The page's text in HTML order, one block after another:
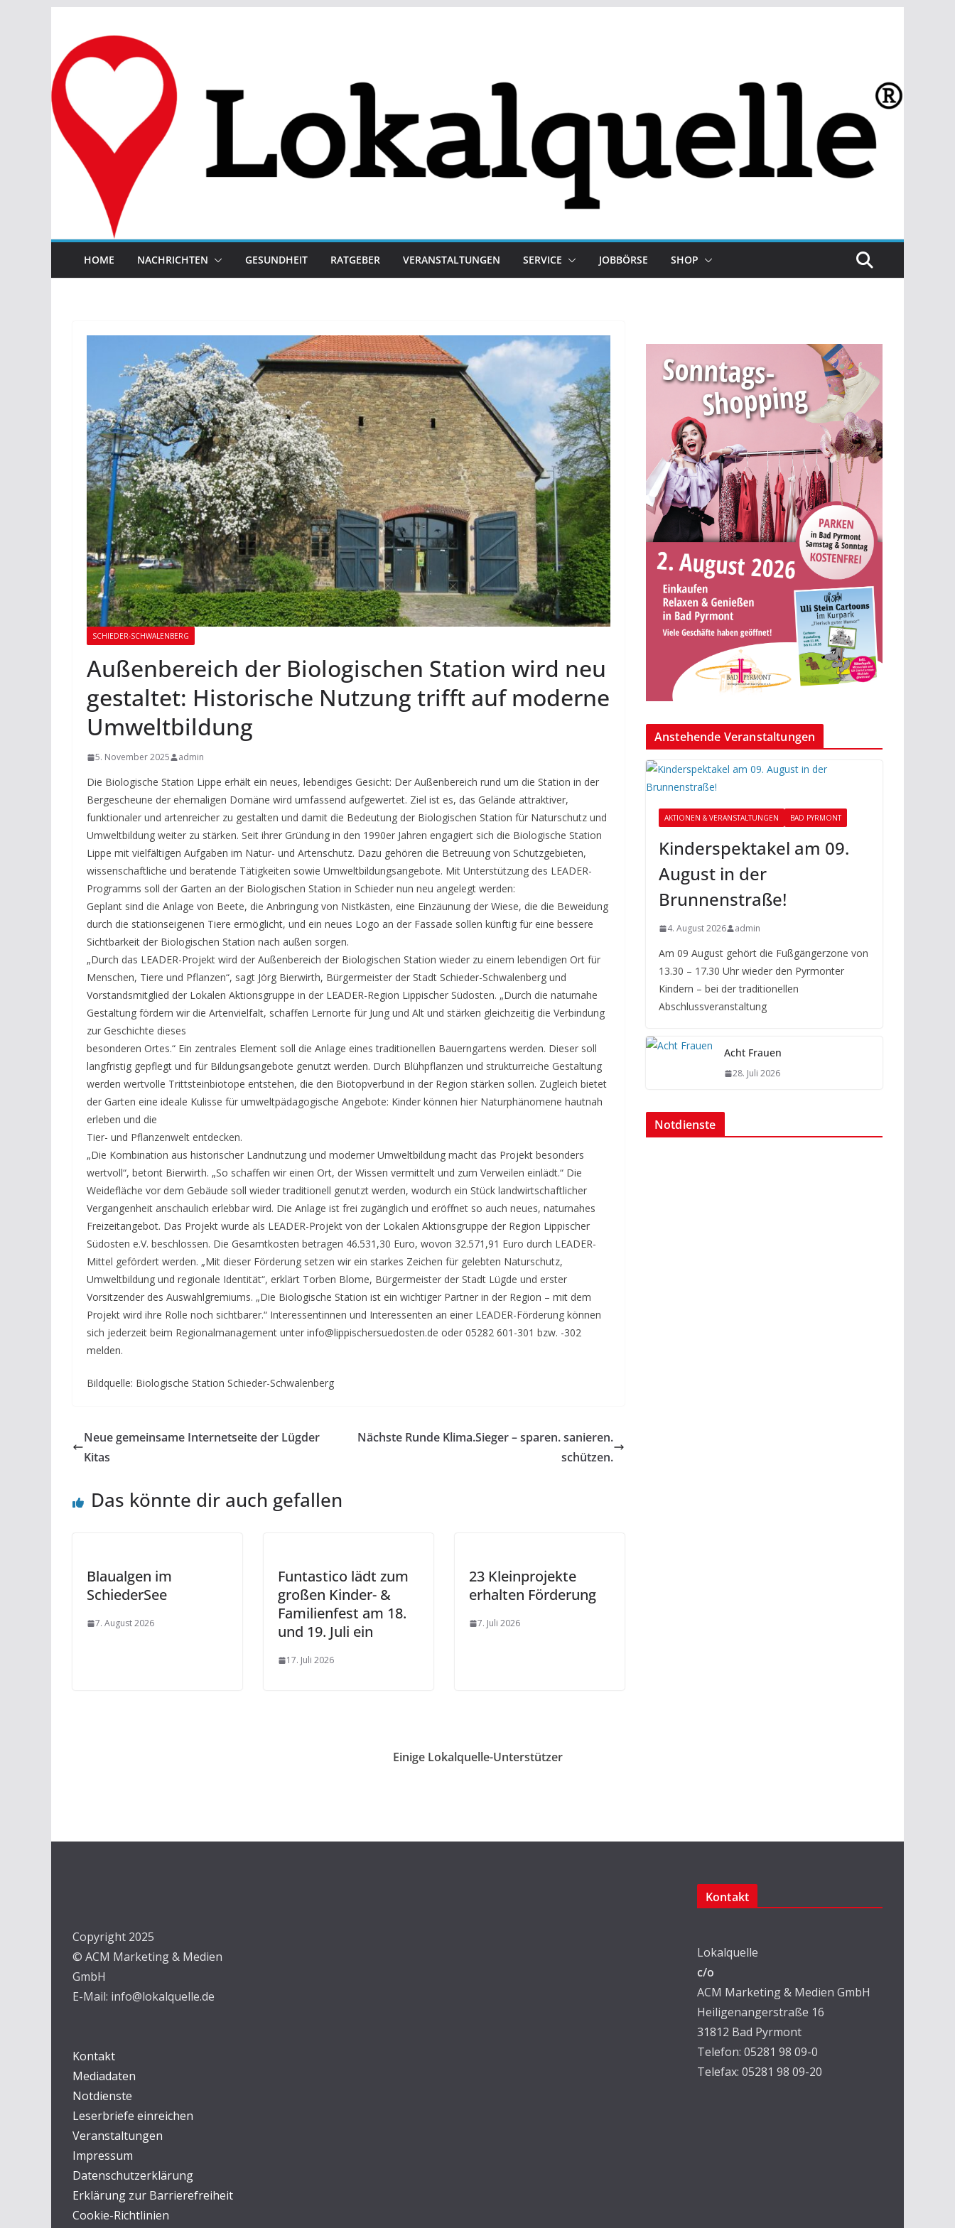
springen
HOME NACHRICHTEN GESUNDHEIT RATGEBER VERANSTALTUNGEN SERVICE JOBBÖRSE SHOP
SCHIEDER-SCHWALENBERG
Außenbereich der Biologischen Station wird neu
gestaltet: Historische Nutzung trifft auf moderne
Umweltbildung
5. November 2025 admin
Die Biologische Station Lippe erhält ein neues, lebendiges Gesicht: Der Außenbereich rund um die Station in der
Bergescheune der ehemaligen Domäne wird umfassend aufgewertet. Ziel ist es, das Gelände attraktiver,
funktionaler und artenreicher zu gestalten und damit die Bedeutung der Biologischen Station für Naturschutz und
Umweltbildung weiter zu stärken. Seit ihrer Gründung in den 1990er Jahren engagiert sich die Biologische Station
Lippe mit vielfältigen Aufgaben im Natur- und Artenschutz. Dazu gehören die Betreuung von Schutzgebieten,
wissenschaftliche und beratende Tätigkeiten sowie Umweltbildungsangebote. Mit Unterstützung des LEADER-
Programms soll der Garten an der Biologischen Station in Schieder nun neu angelegt werden:
Geplant sind die Anlage von Beete, die Anbringung von Nistkästen, eine Einzäunung der Wiese, die die Beweidung
durch die stationseigenen Tiere ermöglicht, und ein neues Logo an der Fassade sollen künftig für eine bessere
Sichtbarkeit der Biologischen Station nach außen sorgen.
„Durch das LEADER-Projekt wird der Außenbereich der Biologischen Station wieder zu einem lebendigen Ort für
Menschen, Tiere und Pflanzen“, sagt Jörg Bierwirth, Bürgermeister der Stadt Schieder-Schwalenberg und
Vorstandsmitglied der Lokalen Aktionsgruppe in der LEADER-Region Lippischer Südosten. „Durch die naturnahe
Gestaltung fördern wir die Artenvielfalt, schaffen Lernorte für Jung und Alt und stärken gleichzeitig die Verbindung
zur Geschichte dieses
besonderen Ortes.“ Ein zentrales Element soll die Anlage eines traditionellen Bauerngartens werden. Dieser soll
langfristig gepflegt und für Bildungsangebote genutzt werden. Durch Blühpflanzen und strukturreiche Gestaltung
werden wertvolle Trittsteinbiotope entstehen, die den Biotopverbund in der Region stärken sollen. Zugleich bietet
der Garten eine ideale Kulisse für umweltpädagogische Angebote: Kinder können hier Naturphänomene hautnah
erleben und die
Tier- und Pflanzenwelt entdecken.
„Die Kombination aus historischer Landnutzung und moderner Umweltbildung macht das Projekt besonders
wertvoll“, betont Bierwirth. „So schaffen wir einen Ort, der Wissen vermittelt und zum Verweilen einlädt.“ Die
Weidefläche vor dem Gebäude soll wieder traditionell genutzt werden, wodurch ein Stück landwirtschaftlicher
Vergangenheit anschaulich erlebbar wird. Die Anlage ist frei zugänglich und eröffnet so auch neues, naturnahes
Freizeitangebot. Das Projekt wurde als LEADER-Projekt von der Lokalen Aktionsgruppe der Region Lippischer
Südosten e.V. beschlossen. Die Gesamtkosten betragen 46.531,30 Euro, wovon 32.571,91 Euro durch LEADER-
Mittel gefördert werden. „Mit dieser Förderung setzen wir ein starkes Zeichen für gelebten Naturschutz,
Umweltbildung und regionale Identität“, erklärt Torben Blome, Bürgermeister der Stadt Lügde und erster
Vorsitzender des Auswahlgremiums. „Die Biologische Station ist ein wichtiger Partner in der Region – mit dem
Projekt wird ihre Rolle noch sichtbarer.“ Interessentinnen und Interessenten an einer LEADER-Förderung können
sich jederzeit beim Regionalmanagement unter info@lippischersuedosten.de oder 05282 601-301 bzw. -302
melden.
Bildquelle: Biologische Station Schieder-Schwalenberg
Neue gemeinsame Internetseite der Lügder
Kitas
Nächste Runde Klima.Sieger – sparen. sanieren.
schützen.
Das könnte dir auch gefallen
Blaualgen im
SchiederSee
7. August 2026
Funtastico lädt zum
großen Kinder- &
Familienfest am 18.
und 19. Juli ein
17. Juli 2026
23 Kleinprojekte
erhalten Förderung
7. Juli 2026
Anstehende Veranstaltungen
AKTIONEN & VERANSTALTUNGEN BAD PYRMONT
Kinderspektakel am 09.
August in der
Brunnenstraße!
4. August 2026 admin
Am 09 August gehört die Fußgängerzone von
13.30 – 17.30 Uhr wieder den Pyrmonter
Kindern – bei der traditionellen
Abschlussveranstaltung
Acht Frauen
28. Juli 2026
Notdienste
Einige Lokalquelle-Unterstützer
Copyright 2025
© ACM Marketing & Medien
GmbH
E-Mail: info@lokalquelle.de
Kontakt
Mediadaten
Notdienste
Leserbriefe einreichen
Veranstaltungen
Impressum
Datenschutzerklärung
Erklärung zur Barrierefreiheit
Cookie-Richtlinien
Kontakt
Lokalquelle
c/o
ACM Marketing & Medien GmbH
Heiligenangerstraße 16
31812 Bad Pyrmont
Telefon: 05281 98 09-0
Telefax: 05281 98 09-20